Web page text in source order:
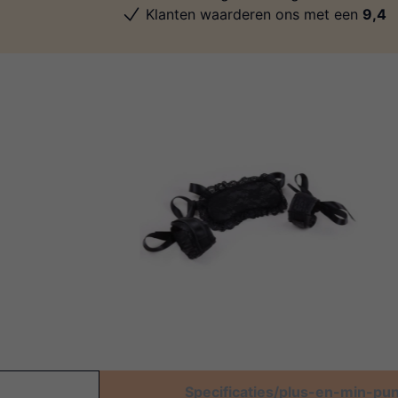
Klanten waarderen ons met een 9,4
Specificaties/plus-en-min-